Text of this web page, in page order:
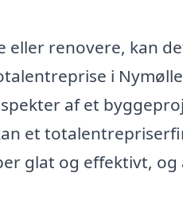
eller renovere, kan
i
af et
et
glat og effektivt,